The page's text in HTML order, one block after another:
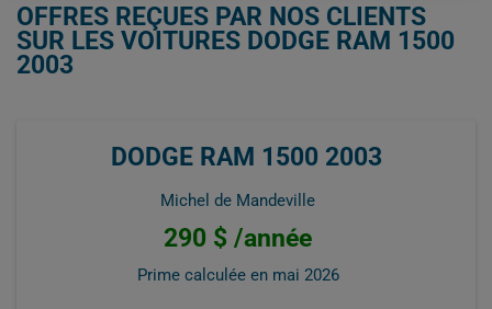
OFFRES REÇUES PAR NOS CLIENTS
SUR LES VOITURES DODGE RAM 1500
2003
DODGE RAM 1500 2003
Michel de Mandeville
290 $ /année
Prime calculée en mai 2026